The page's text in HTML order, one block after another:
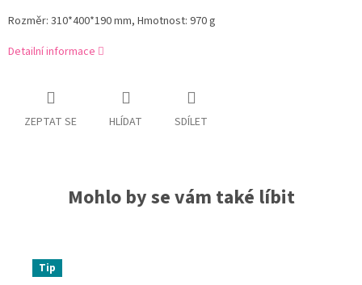
Rozměr: 310*400*190 mm, Hmotnost: 970 g
Detailní informace
ZEPTAT SE HLÍDAT SDÍLET
Mohlo by se vám také líbit
Tip